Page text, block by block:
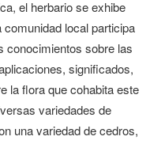
el herbario se exhibe
local participa
conocimientos sobre las
significados,
la flora que cohabita este
variedades de
una variedad de cedros,